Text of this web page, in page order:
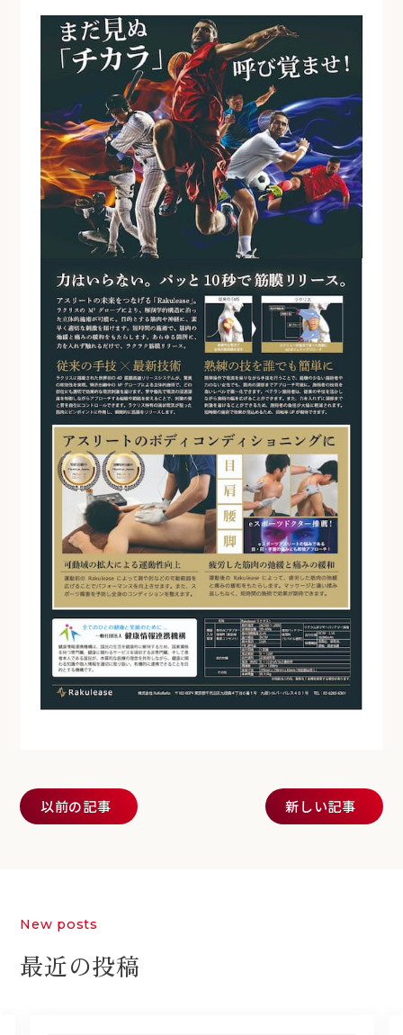
以前の記事 新しい記事
New posts
最近の投稿